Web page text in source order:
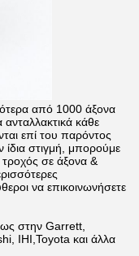
από 1000 άξονα
κάθε
επί του παρόντος
στιγμή, μπορούμε
σε άξονα &
να επικοινωνήσετε
στην Garrett,
IHI,Toyota και άλλα